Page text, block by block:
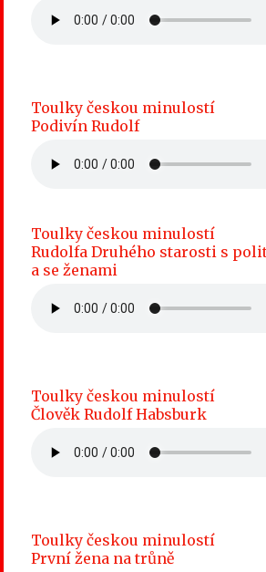
Toulky českou minulostí
Podivín Rudolf
Toulky českou minulostí
Rudolfa Druhého starosti s
a se ženami
Toulky českou minulostí
Člověk Rudolf Habsburk
Toulky českou minulostí
První žena na trůně